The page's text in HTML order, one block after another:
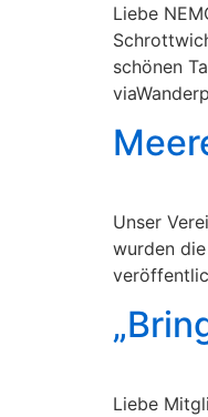
Liebe
schönen
Unser
wurden
Liebe